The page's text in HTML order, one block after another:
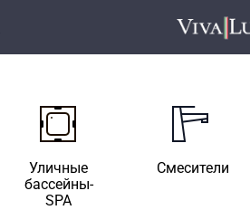
Уличные
бассейны-
SPA
Смесители